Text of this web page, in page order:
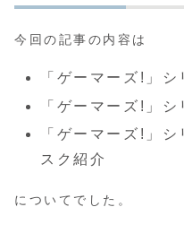
今回の記事の内容は
「ゲーマーズ!」
「ゲーマーズ!」
「ゲーマーズ!」
スク紹介
についてでした。